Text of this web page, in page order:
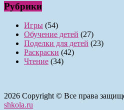
Рубрики
Игры (54)
Обучение детей (27)
Поделки для детей (23)
Раскраски (42)
Чтение (34)
2026 Copyright © Все права
shkola.ru